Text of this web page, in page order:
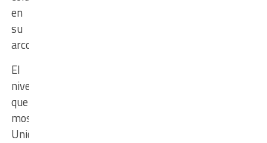
en
su
arco.
El
nivel
que
mostró
Unión